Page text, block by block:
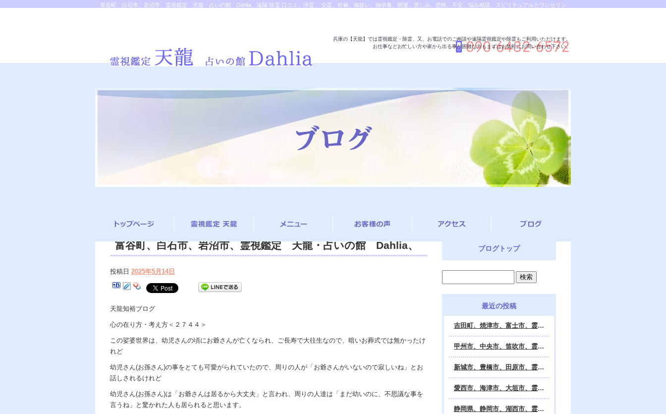
富谷町、白石市、岩沼市、霊視鑑定 天龍・占いの館 Dahlia、遠隔 除霊 口コミ、浄霊 、交霊、祈祷、御祓い、御供養、開運、苦しみ、恐怖、不安、悩み相談、スピリチュアルカウンセリン
兵庫の【天龍】では霊視鑑定・除霊、又、お電話でのご相談や遠隔霊視鑑定や除霊もご利用いただけます。
お仕事などお忙しい方や家から出る事が困難な方もまずはお気軽にお問い合わせ下さい。
富谷町、白石市、岩沼市、霊視鑑定 天龍・占いの館 Dahlia、
しみ、恐怖、不安、悩み相談、スピリチュアルカウンセリング、
宙の真理で未来は希望の光、この世で天国 あの世で天国、天龍知
裕ブログ。
投稿日 2025年5月14日
天龍知裕ブログ
心の在り方・考え方＜２７４４＞
この娑婆世界は、幼児さんの頃にお爺さんが亡くなられ、ご長寿で大往生なので、暗いお葬式では無かったけ
れど
幼児さん(お孫さん)の事をとても可愛がられていたので、周りの人が「お爺さんがいないので寂しいね」とお
話しされるけれど
幼児さん(お孫さん)は「お爺さんは居るから大丈夫」と言われ、周りの人達は「まだ幼いのに、不思議な事を
言うね」と驚かれた人も居られると思います。
ブログトップ
最近の投稿
吉田町、焼津市、富士市、霊視鑑定 天龍・占いの館 Dahlia、対面・電話・オンライン鑑定、除霊、霊視鑑定、遠隔 除霊 口コミ、浄霊、交霊、祈祷、御祓い、四柱推命、姓名判断・九星気学・易・タロット・手相・数秘術・動物占い・姓名学・命運鑑定、開運、不安・苦痛・恐怖、悩み相談、スピリチュアルカウンセラー、ヒーリング、霊気治療、霊能力者、霊媒師、天龍知裕著、幸せを求めて、天の神様 VS 地獄の神様、宇宙の真理で未来は希望の光、この世で天国 あの世で天国、天龍知裕ブログ。
甲州市、中央市、笛吹市、霊視鑑定 天龍・占いの館 Dahlia、対面・電話・オンライン鑑定、除霊、霊視鑑定、遠隔 除霊 口コミ、浄霊、交霊、祈祷、御祓い、四柱推命、姓名判断・九星気学・易・タロット・手相・数秘術・動物占い・姓名学・命運鑑定、開運、不安・苦痛・恐怖、悩み相談、スピリチュアルカウンセラー、ヒーリング、霊気治療、霊能力者、霊媒師、天龍知裕著、幸せを求めて、天の神様 VS 地獄の神様、宇宙の真理で未来は希望の光、この世で天国 あの世で天国、天龍知裕ブログ。
新城市、豊橋市、田原市、霊視鑑定 天龍・占いの館 Dahlia、対面・電話・オンライン鑑定、除霊、霊視鑑定、遠隔 除霊 口コミ、浄霊、交霊、祈祷、御祓い、四柱推命、姓名判断・九星気学・易・タロット・手相・数秘術・動物占い・姓名学・命運鑑定、開運、不安・苦痛・恐怖、悩み相談、スピリチュアルカウンセラー、ヒーリング、霊能力者、霊媒師、天龍知裕著、幸せを求めて、天の神様 VS 地獄の神様、宇宙の真理で未来は希望の光、この世で天国 あの世で天国、天龍知裕ブログ。
愛西市、海津市、大垣市、霊視鑑定 天龍・占いの館 Dahlia、対面・電話・オンライン鑑定、遠隔 除霊 口コミ、浄霊、交霊、祈祷、御祓い、四柱推命、姓名判断・九星気学・易・タロット・手相・数秘術・動物占い・姓名学・命運鑑定、開運、不安・苦痛・恐怖、悩み相談、スピリチュアルカウンセラー、ヒーリング、霊能力者、霊媒師、天龍知裕著、幸せを求めて、天の神様 VS 地獄の神様、宇宙の真理で未来は希望の光、この世で天国 あの世で天国、天龍知裕ブログ。
静岡県、静岡市、湖西市、霊視鑑定 天龍・占いの館 Dahlia、対面・電話・オンライン鑑定、除霊、霊視鑑定、遠隔 除霊 口コミ、浄霊、交霊、祈祷、御祓い、四柱推命、姓名判断・九星気学・易・タロット・手相・数秘術・動物占い・姓名学・命運鑑定、開運、不安・苦痛・恐怖、悩み相談、スピリチュアルカウンセラー、ヒーリング、霊気治療、霊能力者、霊媒師、天龍知裕著、幸せを求めて、天の神様 VS 地獄の神様、宇宙の真理で未来は希望の光、この世で天国 あの世で天国、天龍知裕ブログ。